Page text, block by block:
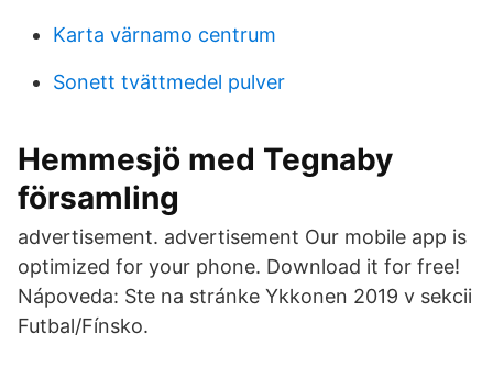
Karta värnamo centrum
Sonett tvättmedel pulver
Hemmesjö med Tegnaby
församling
advertisement. advertisement Our mobile app is
optimized for your phone. Download it for free!
Nápoveda: Ste na stránke Ykkonen 2019 v sekcii
Futbal/Fínsko.